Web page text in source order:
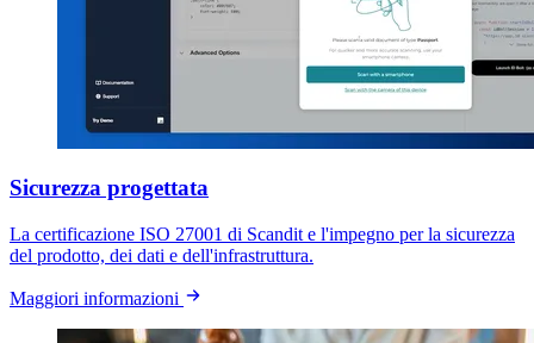
Sicurezza progettata
La certificazione ISO 27001 di Scandit e l'impegno per la sicurezza
del prodotto, dei dati e dell'infrastruttura.
Maggiori informazioni